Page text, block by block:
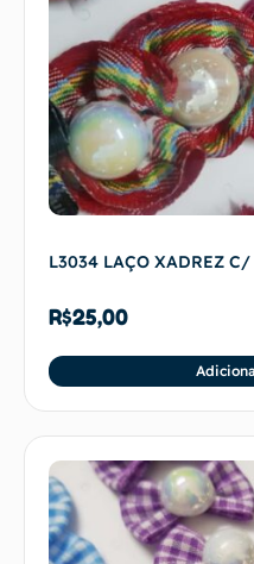
L3034 LAÇO XADREZ C/
R$25,00